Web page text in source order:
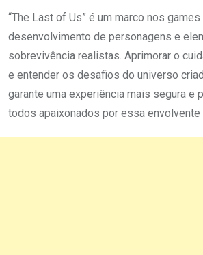
“The Last of Us” é um marco nos
desenvolvimento de personagens e
sobrevivência realistas. Aprimorar o
e entender os desafios do universo
garante uma experiência mais segura e
todos apaixonados por essa envolvente